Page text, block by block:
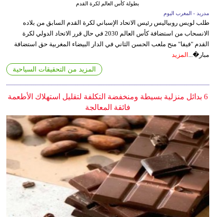
بطولة كأس العالم لكرة القدم
مدريد - المغرب اليوم
طلب لويس روبياليس رئيس الاتحاد الإسباني لكرة القدم السابق من بلاده
الانسحاب من استضافة كأس العالم 2030 في حال قرر الاتحاد الدولي لكرة
القدم "فيفا" منح ملعب الحسن الثاني في الدار البيضاء المغربية حق استضافة
مبار�... المزيد
المزيد من التحقيقات السياحية
6 بدائل منزلية بسيطة ومنخفضة التكلفة لتقليل استهلاك الأطعمة
فائقة المعالجة